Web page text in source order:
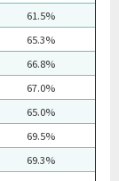
61.5%
65.3%
66.8%
67.0%
65.0%
69.5%
69.3%